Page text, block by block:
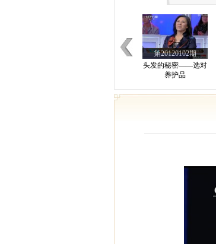
第20120102期
头发的秘密——选对
养护品